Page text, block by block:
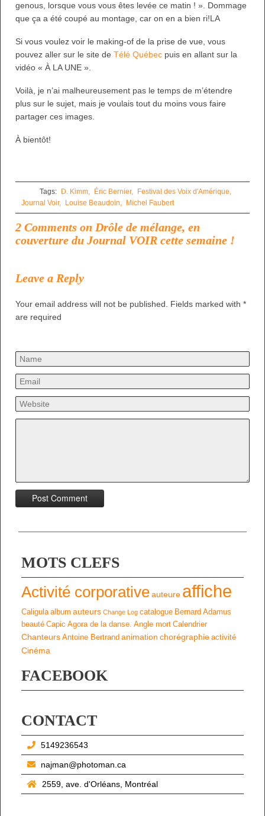
genous, lorsque vous vous êtes levée ce matin ! ». Dommage
que ça a été coupé au montage, car on en a bien ri!LA
Si vous voulez voir le making-of de la prise de vue, vous
pouvez aller sur le site de Télé Québec puis en allant sur la
vidéo « À LA UNE ».
Voilà, je n’ai malheureusement pas le temps de m’étendre
plus sur le sujet, mais je voulais tout du moins vous faire
partager ces images.
À bientôt!
Tags: D. Kimm, Éric Bernier,
Festival des Voix d'Amérique,
Journal Voir,
Louise Beaudoin, Michel Faubert
2 Comments on Drôle de mélange, en
couverture du Journal VOIR cette semaine !
Leave a Reply
Your email address will not be published. Fields marked with *
are required
MOTS CLEFS
Activité corporativeauteure affiche
Caligula album auteurs Change Log catalogue Bernard Adamus
beauté Capic Agora de la danse. Angle mort Calendrier
Chanteurs Antoine Bertrand animation chorégraphie activité
Cinéma
FACEBOOK
CONTACT
5149236543
najman@photoman.ca
2559, ave. d'Orléans, Montréal